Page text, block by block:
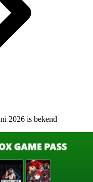
2026 is bekend